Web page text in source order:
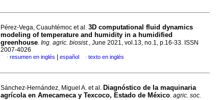
Pérez-Vega, Cuauhtémoc et al. 3D computational fluid dynamics
modeling of temperature and humidity in a humidified
greenhouse. Ing. agric. biosist., June 2021, vol.13, no.1, p.16-33. ISSN
2007-4026
· resumen en inglés español · texto en inglés
Sánchez-Hernández, Miguel A. et al. Diagnóstico de la maquinaria
agrícola en Amecameca y Texcoco, Estado de México. agric. soc.